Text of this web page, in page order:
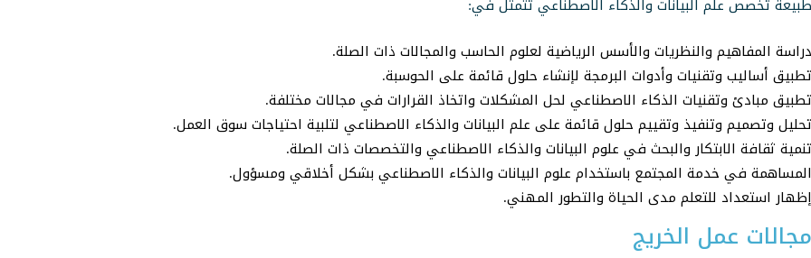
طبيعة تخصص علم البيانات والذكاء الاصطناعي تتمثل في:
دراسة المفاهيم والنظريات والأسس الرياضية لعلوم الحاسب والمجالات ذات الصلة.
تطبيق أساليب وتقنيات وأدوات البرمجة لإنشاء حلول قائمة على الحوسبة.
تطبيق مبادئ وتقنيات الذكاء الاصطناعي لحل المشكلات واتخاذ القرارات في مجالات مختلفة.
تحليل وتصميم وتنفيذ وتقييم حلول قائمة على علم البيانات والذكاء الاصطناعي لتلبية احتياجات سوق العمل.
تنمية ثقافة الابتكار والبحث في علوم البيانات والذكاء الاصطناعي والتخصصات ذات الصلة.
المساهمة في خدمة المجتمع باستخدام علوم البيانات والذكاء الاصطناعي بشكل أخلاقي ومسؤول.
إظهار استعداد للتعلم مدى الحياة والتطور المهني.
مجالات عمل الخريج